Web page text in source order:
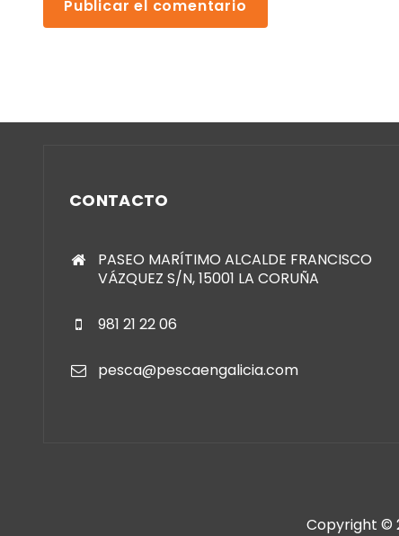
CONTACTO
PASEO MARÍTIMO ALCALDE FRANCISCO
VÁZQUEZ S/N, 15001 LA CORUÑA
981 21 22 06
pesca@pescaengalicia.com
Copyright ©